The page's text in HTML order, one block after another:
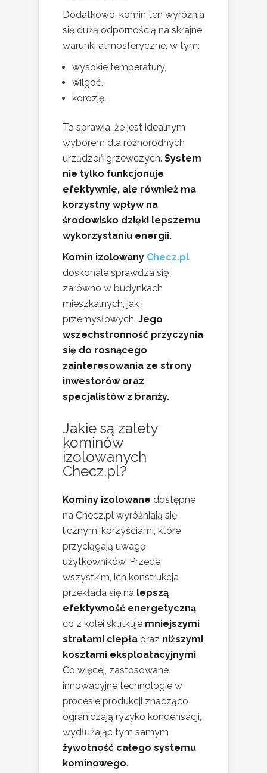
Dodatkowo, komin ten wyróżnia
się dużą odpornością na skrajne
warunki atmosferyczne, w tym:
wysokie temperatury,
wilgoć,
korozję.
To sprawia, że jest idealnym
wyborem dla różnorodnych
urządzeń grzewczych. System
nie tylko funkcjonuje
efektywnie, ale również ma
korzystny wpływ na
środowisko dzięki lepszemu
wykorzystaniu energii.
Komin izolowany Checz.pl
doskonale sprawdza się
zarówno w budynkach
mieszkalnych, jak i
przemysłowych. Jego
wszechstronność przyczynia
się do rosnącego
zainteresowania ze strony
inwestorów oraz
specjalistów z branży.
Jakie są zalety
kominów
izolowanych
Checz.pl?
Kominy izolowane dostępne
na Checz.pl wyróżniają się
licznymi korzyściami, które
przyciągają uwagę
użytkowników. Przede
wszystkim, ich konstrukcja
przekłada się na lepszą
efektywność energetyczną
co z kolei skutkuje mniejszymi
stratami ciepła oraz niższymi
kosztami eksploatacyjnymi.
Co więcej, zastosowane
innowacyjne technologie w
procesie produkcji znacząco
ograniczają ryzyko kondensacji,
wydłużając tym samym
żywotność całego systemu
kominowego.